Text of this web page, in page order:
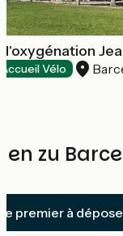
Accueil Vélo
zu
le premier à